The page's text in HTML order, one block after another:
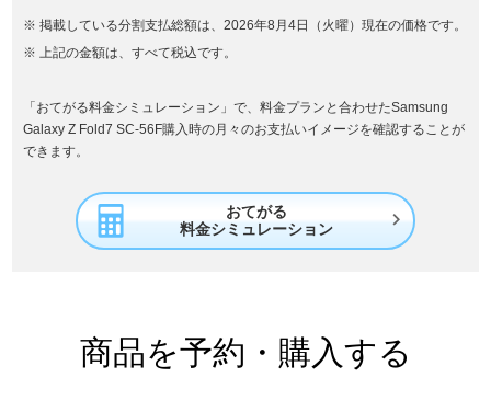
掲載している分割支払総額は、2026年8月4日（火曜）現在の価格です。
上記の金額は、すべて税込です。
「おてがる料金シミュレーション」で、料金プランと合わせたSamsung
Galaxy Z Fold7 SC-56F購入時の月々のお支払いイメージを確認することが
できます。
おてがる
料金シミュレーション

商品を予約・購入する